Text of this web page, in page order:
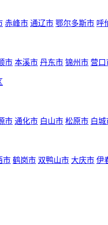
赤峰市 通辽市 鄂尔多斯市 呼
市 本溪市 丹东市 锦州市 营口
市 通化市 白山市 松原市 白城
市 鹤岗市 双鸭山市 大庆市 伊